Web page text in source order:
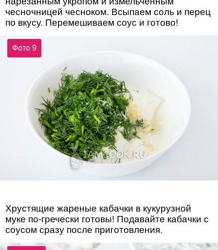
чесночницей чесноком. Всыпаем соль и перец
по вкусу. Перемешиваем соус и готово!
Фото 9
Хрустящие жареные кабачки в кукурузной
муке по-гречески готовы! Подавайте кабачки с
соусом сразу после приготовления.